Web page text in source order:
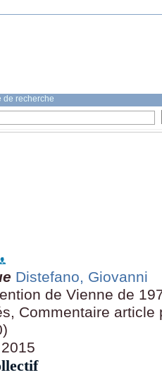
de recherche
Distefano, Giovanni
de Vienne de
Commentaire article